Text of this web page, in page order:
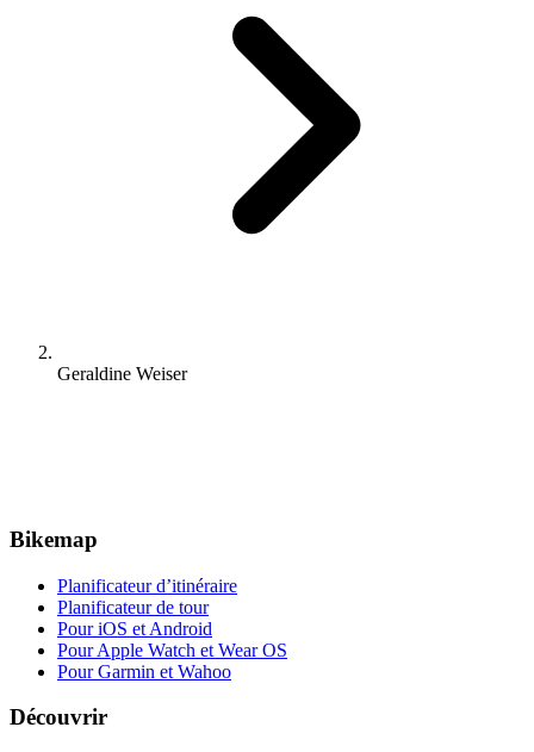
Geraldine Weiser
Bikemap
Planificateur d’itinéraire
Planificateur de tour
Pour iOS et Android
Pour Apple Watch et Wear OS
Pour Garmin et Wahoo
Découvrir